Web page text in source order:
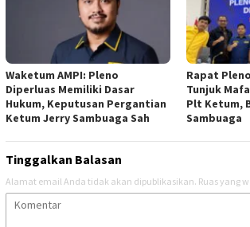
Waketum AMPI: Pleno
Diperluas Memiliki Dasar
Hukum, Keputusan Pergantian
Ketum Jerry Sambuaga Sah
Rapat
Tunjuk
Plt Ketum,
Sambuaga
Tinggalkan Balasan
Alamat email Anda tidak akan dipublikasikan. Ruas yang